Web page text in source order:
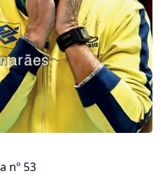
nº 53